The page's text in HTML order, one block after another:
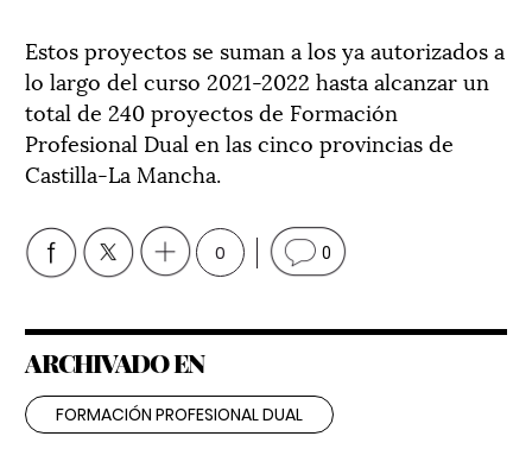
Estos proyectos se suman a los ya autorizados a
lo largo del curso 2021-2022 hasta alcanzar un
total de 240 proyectos de Formación
Profesional Dual en las cinco provincias de
Castilla-La Mancha.
0 0
ARCHIVADO EN
FORMACIÓN PROFESIONAL DUAL